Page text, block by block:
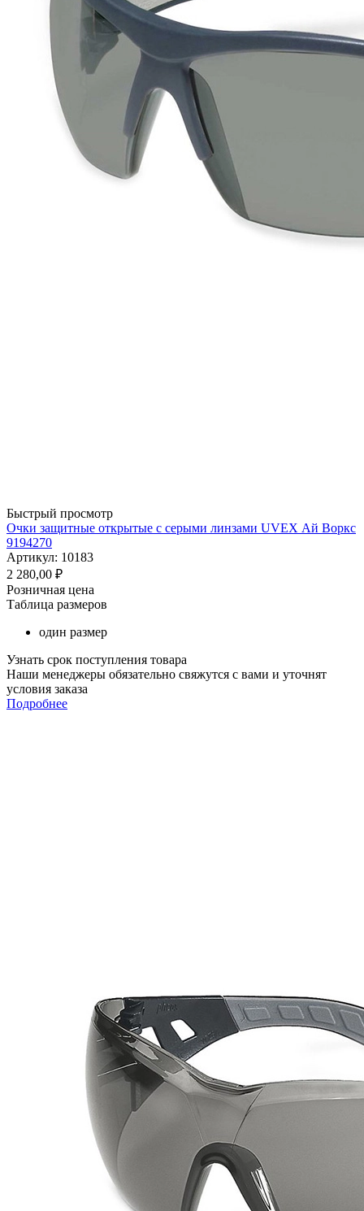
Быстрый просмотр
Очки защитные открытые с серыми линзами UVEX Ай Воркс
9194270
Артикул: 10183
2 280,00 ₽
Розничная цена
Таблица размеров
один размер
Узнать срок поступления товара
Наши менеджеры обязательно свяжутся с вами и уточнят
условия заказа
Подробнее